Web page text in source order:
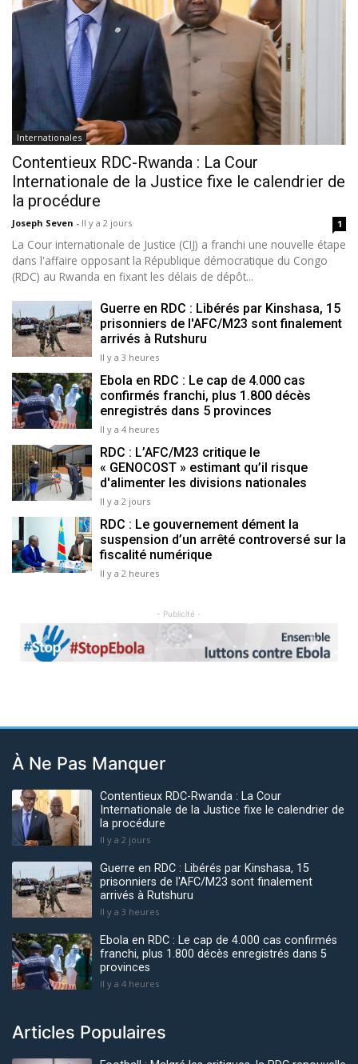
Internationales
Contentieux RDC-Rwanda : La Cour
Internationale de la Justice fixe le calendrier de
la procédure
Joseph Seven - Il y a 2 jours 1
La Cour internationale de Justice (CIJ) a franchi une nouvelle étape
dans l'affaire opposant la République démocratique du Congo
(RDC) au Rwanda en fixant les délais de dépôt...
Guerre en RDC : Libérés par Kinshasa, 15
prisonniers de l'AFC/M23 sont finalement
arrivés à Rutshuru
Il y a 3 heures
Ebola en RDC : Le cap de 4.000 cas
confirmés franchi, plus 1.800 décès
enregistrés dans 5 provinces
Il y a 4 heures
RDC : L’AFC/M23 critique le
« GENOCOST » estimant qu’il risque
d'alimenter les divisions nationales
Il y a 2 jours
RDC : Le gouvernement dément la
suspension d’un arrêté controversé sur la
fiscalité numérique
Il y a 2 heures
- Publicité -
Previous Next
À Ne Pas Manquer
Contentieux RDC-Rwanda : La Cour
Internationale de la Justice fixe le calendrier de
la procédure
Il y a 2 jours
Guerre en RDC : Libérés par Kinshasa, 15
prisonniers de l'AFC/M23 sont finalement
arrivés à Rutshuru
Il y a 3 heures
Ebola en RDC : Le cap de 4.000 cas confirmés
franchi, plus 1.800 décès enregistrés dans 5
provinces
Il y a 4 heures
Articles Populaires